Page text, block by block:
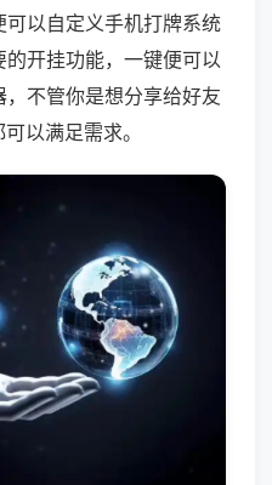
以自定义手机打牌系统
开挂功能，一键便可以
不管你是想分享给好友
以满足需求。